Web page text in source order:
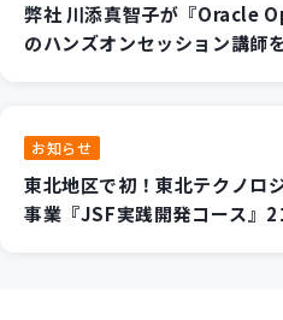
弊社 川添真智子が『Oracle
のハンズオンセッション講師
お知らせ
東北地区で初！東北テクノロ
事業『JSF実践開発コース』